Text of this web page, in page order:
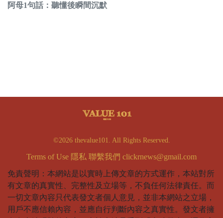
阿母1句話：聽懂後瞬間沉默
©2026 thevalue101. All Rights Reserved.
Terms of Use 隱私 聯繫我們 clickrnews@gmail.com
免責聲明：本網站是以實時上傳文章的方式運作，本站對所
有文章的真實性、完整性及立場等，不負任何法律責任。而
一切文章內容只代表發文者個人意見，並非本網站之立場，
用戶不應信賴內容，並應自行判斷內容之真實性。發文者擁